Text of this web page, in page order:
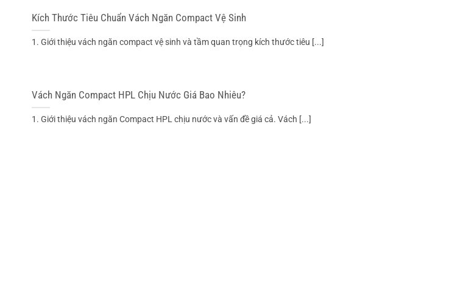
Kích Thước Tiêu Chuẩn Vách Ngăn Compact Vệ Sinh
1. Giới thiệu vách ngăn compact vệ sinh và tầm quan trọng kích thước tiêu [...]
Vách Ngăn Compact HPL Chịu Nước Giá Bao Nhiêu?
1. Giới thiệu vách ngăn Compact HPL chịu nước và vấn đề giá cả. Vách [...]